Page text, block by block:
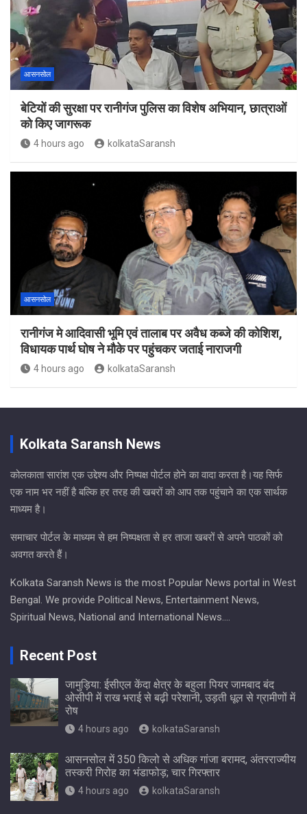
आसनसोल
बेटियों की सुरक्षा पर रानीगंज पुलिस का विशेष अभियान, छात्राओं
को किए जागरूक
4 hours ago kolkataSaransh
आसनसोल
रानीगंज मे आदिवासी भूमि एवं तालाब पर अवैध कब्जे की कोशिश,
विधायक पार्थ घोष ने मौके पर पहुंचकर जताई नाराजगी
4 hours ago kolkataSaransh
Kolkata Saransh News
कोलकाता सारांश एक उद्देश्य और निष्पक्ष पोर्टल होने का वादा करता है।यह सिर्फ
एक नाम भर नहीं है बल्कि हर तरह की खबरों को आप तक पहुंचाने का एक सार्थक
माध्यम है।
समाचार पोर्टल के माध्यम से हम निष्पक्षता से हर ताजा खबरों से अपने पाठकों को
अवगत करते हैं।
Kolkata Saransh News is the most Popular News portal in West
Bengal. We provide Political News, Entertainment News,
Spiritual News, National and International News….
Recent Post
जामुड़िया: ईसीएल केंदा क्षेत्र के बहुला पियर जामबाद बंद
ओसीपी में राख भराई से बढ़ी परेशानी, उड़ती धूल से ग्रामीणों में
रोष
4 hours ago kolkataSaransh
आसनसोल में 350 किलो से अधिक गांजा बरामद, अंतरराज्यीय
तस्करी गिरोह का भंडाफोड़; चार गिरफ्तार
4 hours ago kolkataSaransh